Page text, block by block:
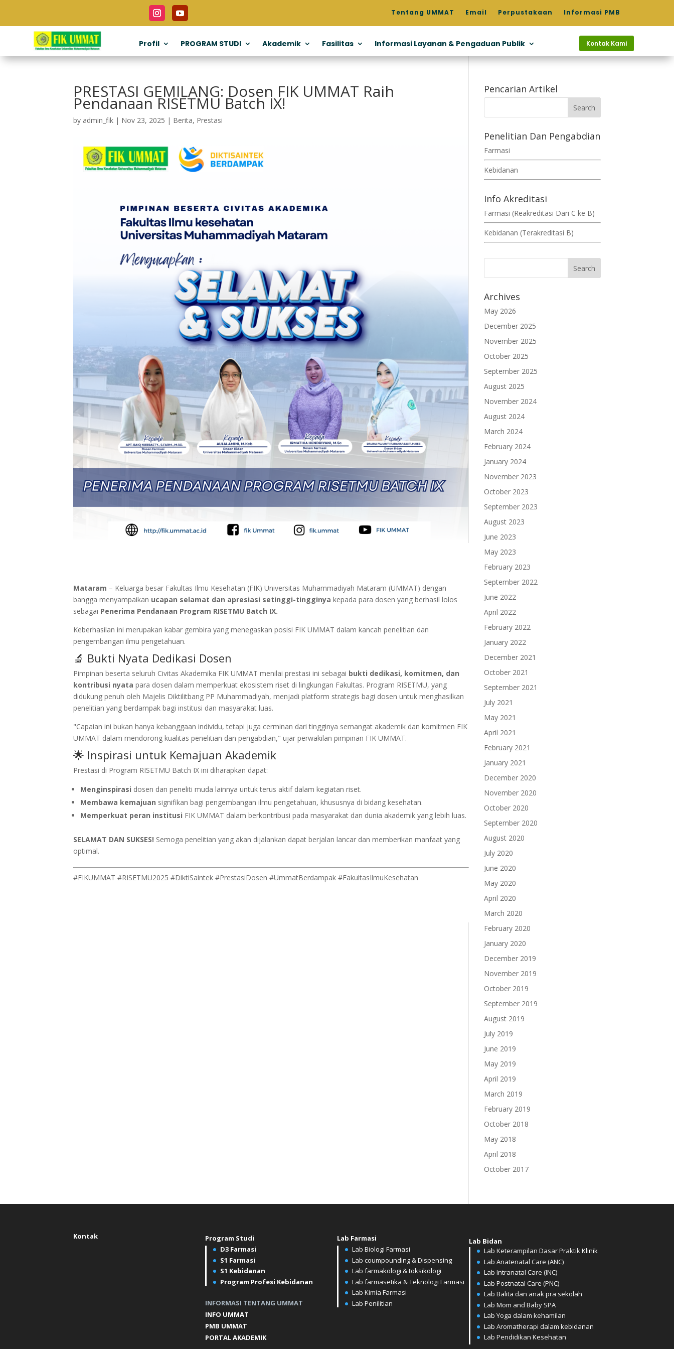
Tentang UMMAT Email Perpustakaan Informasi PMB
Profil PROGRAM STUDI Akademik Fasilitas Informasi Layanan & Pengaduan Publik Kontak Kami
PRESTASI GEMILANG: Dosen FIK UMMAT Raih
Pendanaan RISETMU Batch IX!
by admin_fik | Nov 23, 2025 | Berita, Prestasi
Mataram – Keluarga besar Fakultas Ilmu Kesehatan (FIK) Universitas Muhammadiyah Mataram (UMMAT) dengan
bangga menyampaikan ucapan selamat dan apresiasi setinggi-tingginya kepada para dosen yang berhasil lolos
sebagai Penerima Pendanaan Program RISETMU Batch IX.
Keberhasilan ini merupakan kabar gembira yang menegaskan posisi FIK UMMAT dalam kancah penelitian dan
pengembangan ilmu pengetahuan.
🔬 Bukti Nyata Dedikasi Dosen
Pimpinan beserta seluruh Civitas Akademika FIK UMMAT menilai prestasi ini sebagai bukti dedikasi, komitmen, dan
kontribusi nyata para dosen dalam memperkuat ekosistem riset di lingkungan Fakultas. Program RISETMU, yang
didukung penuh oleh Majelis Diktilitbang PP Muhammadiyah, menjadi platform strategis bagi dosen untuk menghasilkan
penelitian yang berdampak bagi institusi dan masyarakat luas.
"Capaian ini bukan hanya kebanggaan individu, tetapi juga cerminan dari tingginya semangat akademik dan komitmen FIK
UMMAT dalam mendorong kualitas penelitian dan pengabdian," ujar perwakilan pimpinan FIK UMMAT.
🌟 Inspirasi untuk Kemajuan Akademik
Prestasi di Program RISETMU Batch IX ini diharapkan dapat:
Menginspirasi dosen dan peneliti muda lainnya untuk terus aktif dalam kegiatan riset.
Membawa kemajuan signifikan bagi pengembangan ilmu pengetahuan, khususnya di bidang kesehatan.
Memperkuat peran institusi FIK UMMAT dalam berkontribusi pada masyarakat dan dunia akademik yang lebih luas.
SELAMAT DAN SUKSES! Semoga penelitian yang akan dijalankan dapat berjalan lancar dan memberikan manfaat yang
optimal.
#FIKUMMAT #RISETMU2025 #DiktiSaintek #PrestasiDosen #UmmatBerdampak #FakultasIlmuKesehatan
Pencarian Artikel
Penelitian Dan Pengabdian
Farmasi
Kebidanan
Info Akreditasi
Farmasi (Reakreditasi Dari C ke B)
Kebidanan (Terakreditasi B)
Archives
May 2026
December 2025
November 2025
October 2025
September 2025
August 2025
November 2024
August 2024
March 2024
February 2024
January 2024
November 2023
October 2023
September 2023
August 2023
June 2023
May 2023
February 2023
September 2022
June 2022
April 2022
February 2022
January 2022
December 2021
October 2021
September 2021
July 2021
May 2021
April 2021
February 2021
January 2021
December 2020
November 2020
October 2020
September 2020
August 2020
July 2020
June 2020
May 2020
April 2020
March 2020
February 2020
January 2020
December 2019
November 2019
October 2019
September 2019
August 2019
July 2019
June 2019
May 2019
April 2019
March 2019
February 2019
October 2018
May 2018
April 2018
October 2017
Kontak
Program Studi
D3 Farmasi
S1 Farmasi
S1 Kebidanan
Program Profesi Kebidanan
INFORMASI TENTANG UMMAT
INFO UMMAT
PMB UMMAT
PORTAL AKADEMIK
Lab Farmasi
Lab Biologi Farmasi
Lab coumpounding & Dispensing
Lab farmakologi & toksikologi
Lab farmasetika & Teknologi Farmasi
Lab Kimia Farmasi
Lab Penilitian
Lab Bidan
Lab Keterampilan Dasar Praktik Klinik
Lab Anatenatal Care (ANC)
⁠⁠⁠Lab Intranatal Care (INC)
⁠⁠Lab Postnatal Care (PNC)
Lab Balita dan anak pra sekolah
⁠⁠Lab Mom and Baby SPA
Lab Yoga dalam kehamilan
⁠⁠Lab Aromatherapi dalam kebidanan
⁠⁠Lab Pendidikan Kesehatan